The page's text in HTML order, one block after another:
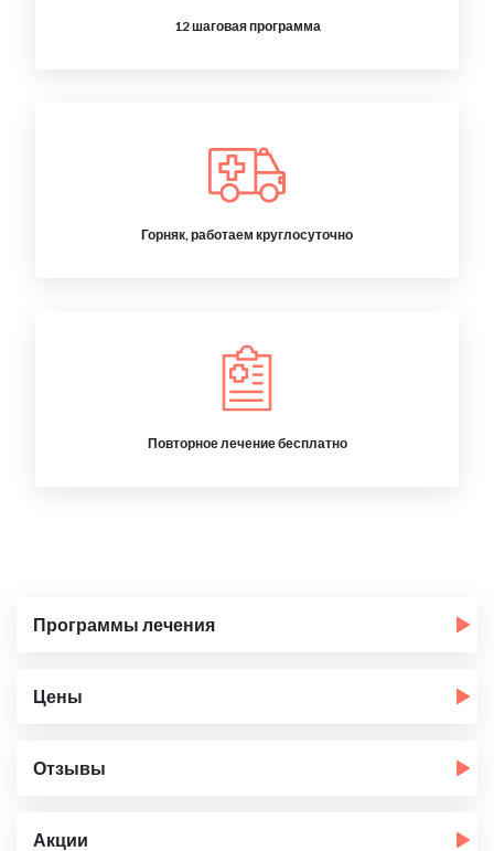
12 шаговая программа
Горняк, работаем круглосуточно
Повторное лечение бесплатно
Программы лечения
Цены
Отзывы
Акции